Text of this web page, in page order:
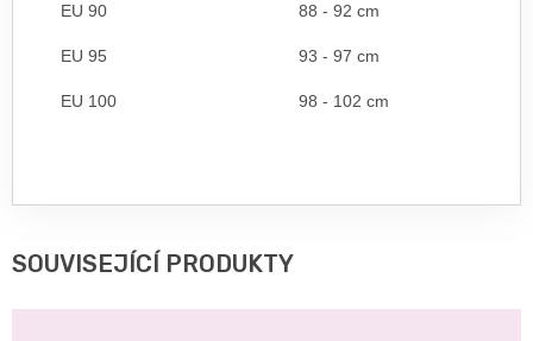
EU 90 88 - 92 cm
EU 95 93 - 97 cm
EU 100 98 - 102 cm
SOUVISEJÍCÍ PRODUKTY